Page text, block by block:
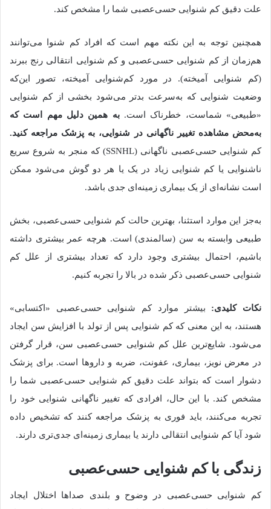
علت دقیق کم شنوایی حسی‌عصبی شما را مشخص کند.
همچنین توجه به این نکته مهم است که افراد کم شنوا می‌توانند
هم‌زمان از کم شنوایی حسی‌عصبی و کم شنوایی انتقالی رنج ببرند
(کم شنوایی آمیخته). در مورد کم‌شنوایی آمیخته، تصور این‌که
وضعیت شنوایی که به‌سرعت بدتر می‌شود بخشی از کم شنوایی
«طبیعی» شماست، خطرناک است.به همین دلیل مهم است که
به‌محض مشاهده تغییر ناگهانی در شنوایی، به پزشک مراجعه کنید.
کم شنوایی حسی‌عصبی ناگهانی (SSNHL) که منجر به شروع سریع
ناشنوایی یا کم شنوایی زیاد در یک یا هر دو گوش می‌شود ممکن
است نشانه‌ای از یک بیماری زمینه‌ای جدی باشد.
به‌جز این موارد استثنا، بهترین حالت کم شنوایی حسی‌عصبی، بخش
طبیعی وابسته به سن (سالمندی) است. هرچه عمر بیشتری داشته
باشیم، احتمال بیشتری وجود دارد که تعداد بیشتری از علل کم
شنوایی حسی‌عصبی ذکر شده در بالا را تجربه کنیم.
نکات کلیدی: بیشتر موارد کم شنوایی حسی‌عصبی «اکتسابی»
هستند، به این معنی که کم شنوایی پس از تولد با افزایش سن ایجاد
می‌شود. شایع‌ترین علل کم شنوایی حسی‌عصبی سن، قرار گرفتن
در معرض نویز، بیماری، عفونت، ضربه و داروها است. برای پزشک
دشوار است که بتواند علت دقیق کم شنوایی حسی‌عصبی شما را
مشخص کند. با این حال، افرادی که تغییر ناگهانی شنوایی خود را
تجربه می‌کنند، باید فوری به پزشک مراجعه کنند که تشخیص داده
شود آیا کم شنوایی انتقالی دارند یا بیماری زمینه‌ای جدی‌تری دارند.
زندگی با کم شنوایی حسی‌عصبی
کم شنوایی حسی‌عصبی در وضوح و بلندی صداها اختلال ایجاد